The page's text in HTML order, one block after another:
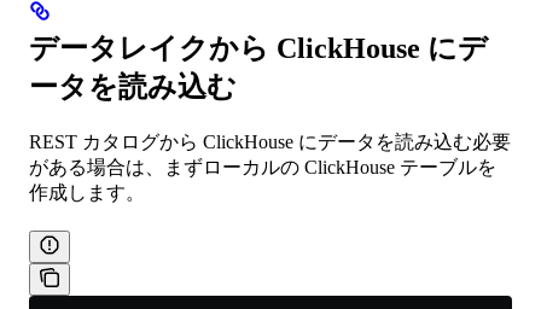
データレイクから ClickHouse にデ
ータを読み込む
REST カタログから ClickHouse にデータを読み込む必要
がある場合は、まずローカルの ClickHouse テーブルを
作成します。